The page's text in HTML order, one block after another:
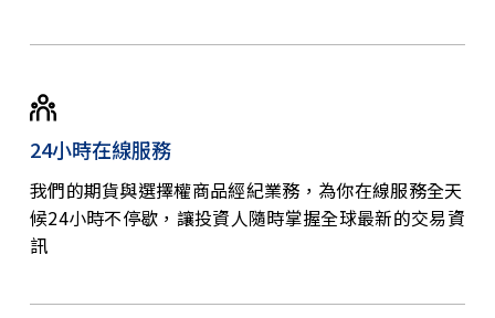
24小時在線服務
我們的期貨與選擇權商品經紀業務，為你在線服務全天
候24小時不停歇，讓投資人隨時掌握全球最新的交易資
訊